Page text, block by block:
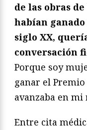
de las obras
habían
siglo XX,
conversación
Porque soy
ganar el
avanzaba en mi
Entre cita